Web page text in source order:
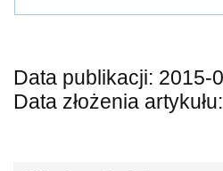
Data publikacji: 2015-
Data złożenia